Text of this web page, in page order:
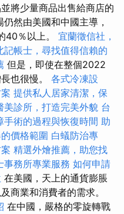
將少量商品出售給商店的
然由美國和中國主導，
40％以上。 宜蘭徵信社，
記帳士，尋找值得信賴的
但是，即使在整個2022
也很慢。 各式冷凍設
提供私人居家清潔，保
美診所，打造完美外貌 台
手術的過程與恢復時間 助
價格範圍 白蟻防治專
精選外燴推薦，助您找
事務所專業服務 如何申請
在美國，天上的通貨膨脹
商業和消費者的需求。
在中國，嚴格的零旋轉戰